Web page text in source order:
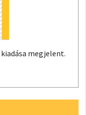
kiadása megjelent.